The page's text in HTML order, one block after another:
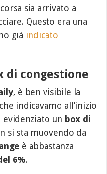
sia arrivato a
Questo era una
già indicato
di congestione
, è ben visibile la
che indicavamo all’inizio
evidenziato un box di
si sta muovendo da
è abbastanza
6%.